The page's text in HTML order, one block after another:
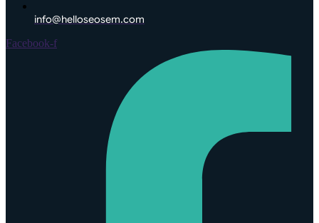
info@helloseosem.com
Facebook-f